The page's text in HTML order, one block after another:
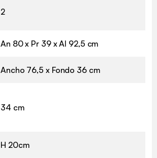
2
An 80 x Pr 39 x Al 92,5 cm
Ancho 76,5 x Fondo 36 cm
34 cm
H 20cm